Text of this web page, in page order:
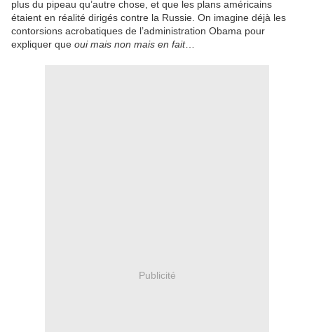
plus du pipeau qu’autre chose, et que les plans américains
étaient en réalité dirigés contre la Russie. On imagine déjà les
contorsions acrobatiques de l’administration Obama pour
expliquer que oui mais non mais en fait…
Publicité